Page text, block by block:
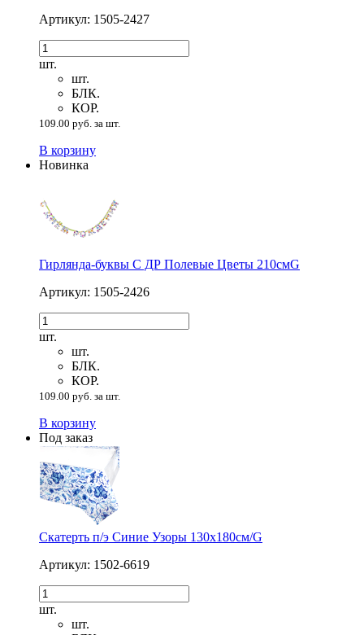
Артикул: 1505-2427
шт.
шт.
БЛК.
КОР.
109.00 руб. за шт.
В корзину
Новинка
Гирлянда-буквы С ДР Полевые Цветы 210смG
Артикул: 1505-2426
шт.
шт.
БЛК.
КОР.
109.00 руб. за шт.
В корзину
Под заказ
Скатерть п/э Синие Узоры 130х180см/G
Артикул: 1502-6619
шт.
шт.